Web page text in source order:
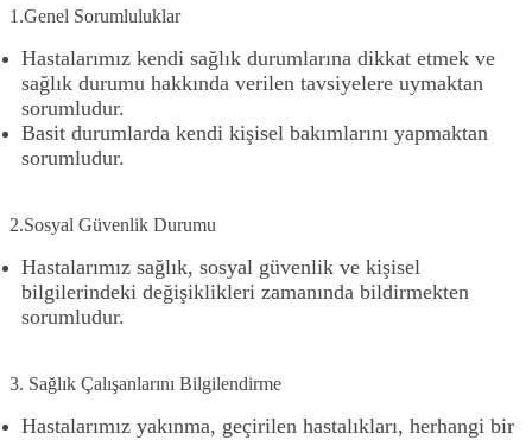
1.Genel Sorumluluklar
Hastalarımız kendi sağlık durumlarına dikkat etmek ve
sağlık durumu hakkında verilen tavsiyelere uymaktan
sorumludur.
Basit durumlarda kendi kişisel bakımlarını yapmaktan
sorumludur.
2.Sosyal Güvenlik Durumu
Hastalarımız sağlık, sosyal güvenlik ve kişisel
bilgilerindeki değişiklikleri zamanında bildirmekten
sorumludur.
3. Sağlık Çalışanlarını Bilgilendirme
Hastalarımız yakınma, geçirilen hastalıkları, herhangi bir